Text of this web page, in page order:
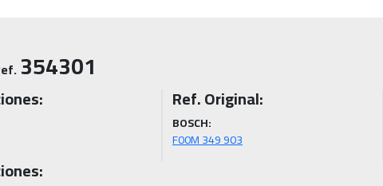
354301
Ref. Original:
BOSCH:
F00M 349 903